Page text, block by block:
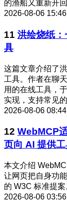
的渔船又重新开
2026-08-06 15:46
11 洪绘烧纸
具
这篇文章介绍了
工具。作者在聊
用的在线工具，
实现，支持常见
2026-08-06 08:44
12 WebMCP
页向 AI 提供
本文介绍
让网页把自身功
的 W3C 标准提
2026-08-06 03:56